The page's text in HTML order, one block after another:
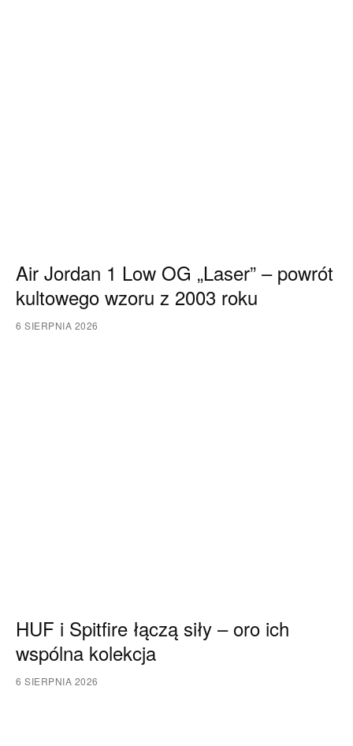
Air Jordan 1 Low OG „Laser” – powrót
kultowego wzoru z 2003 roku
6 SIERPNIA 2026
HUF i Spitfire łączą siły – oro ich
wspólna kolekcja
6 SIERPNIA 2026